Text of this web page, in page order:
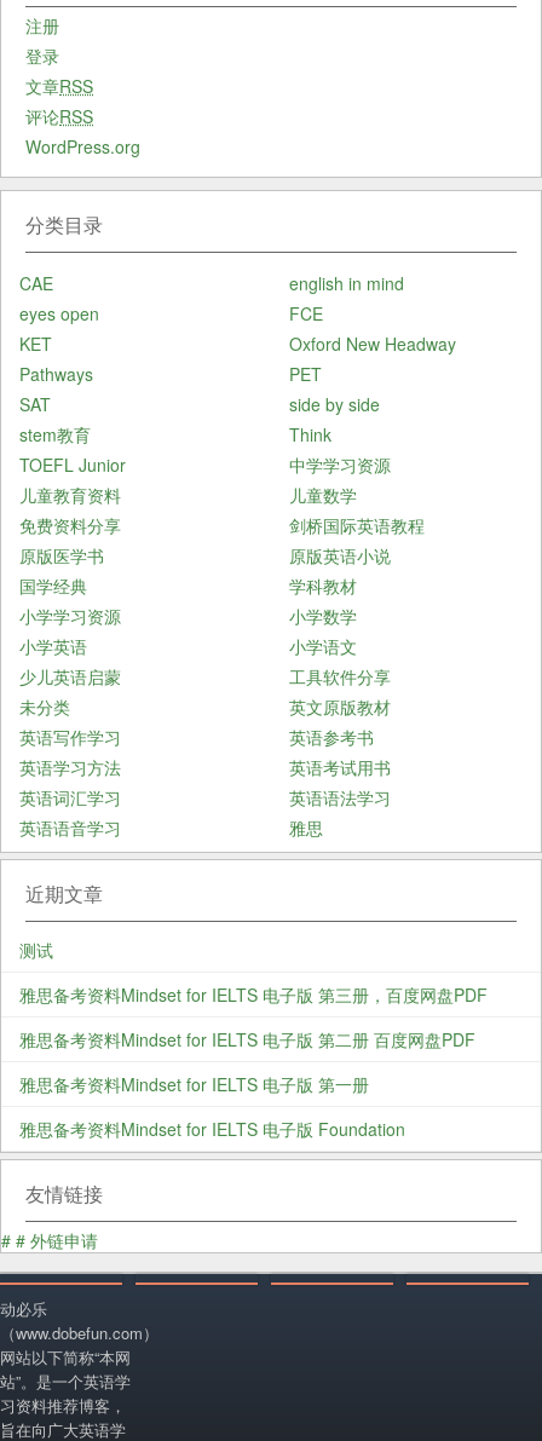
注册
登录
文章RSS
评论RSS
WordPress.org
分类目录
CAE
english in mind
eyes open
FCE
KET
Oxford New Headway
Pathways
PET
SAT
side by side
stem教育
Think
TOEFL Junior
中学学习资源
儿童教育资料
儿童数学
免费资料分享
剑桥国际英语教程
原版医学书
原版英语小说
国学经典
学科教材
小学学习资源
小学数学
小学英语
小学语文
少儿英语启蒙
工具软件分享
未分类
英文原版教材
英语写作学习
英语参考书
英语学习方法
英语考试用书
英语词汇学习
英语语法学习
英语语音学习
雅思
近期文章
测试
雅思备考资料Mindset for IELTS 电子版 第三册，百度网盘PDF
雅思备考资料Mindset for IELTS 电子版 第二册 百度网盘PDF
雅思备考资料Mindset for IELTS 电子版 第一册
雅思备考资料Mindset for IELTS 电子版 Foundation
友情链接
# # 外链申请
动必乐
（www.dobefun.com）
网站以下简称“本网
站”。是一个英语学
习资料推荐博客，
旨在向广大英语学